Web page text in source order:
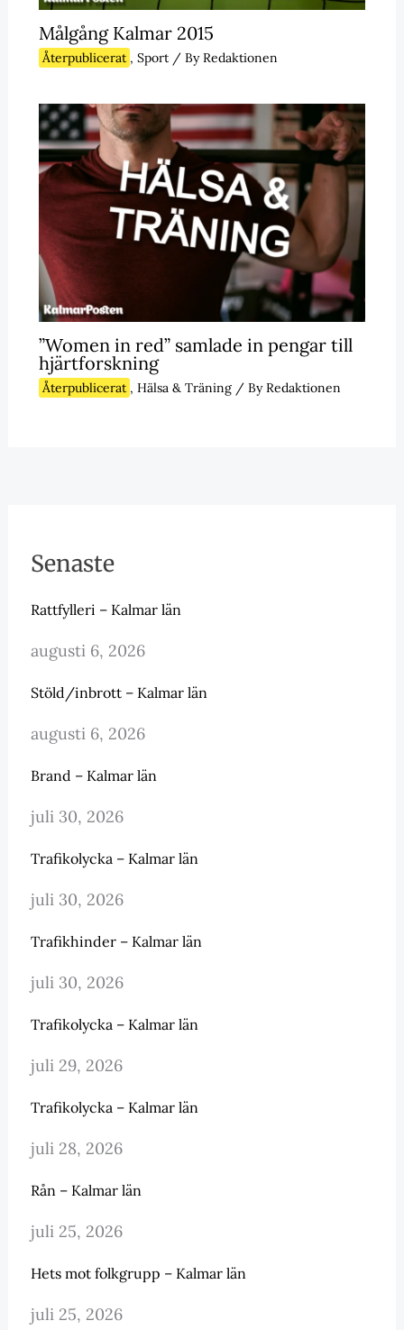
Målgång Kalmar 2015
Återpublicerat , Sport/ ByRedaktionen
”Women in red” samlade in pengar till
hjärtforskning
Återpublicerat , Hälsa & Träning/ ByRedaktionen
Senaste
Rattfylleri – Kalmar län
augusti 6, 2026
Stöld/inbrott – Kalmar län
augusti 6, 2026
Brand – Kalmar län
juli 30, 2026
Trafikolycka – Kalmar län
juli 30, 2026
Trafikhinder – Kalmar län
juli 30, 2026
Trafikolycka – Kalmar län
juli 29, 2026
Trafikolycka – Kalmar län
juli 28, 2026
Rån – Kalmar län
juli 25, 2026
Hets mot folkgrupp – Kalmar län
juli 25, 2026